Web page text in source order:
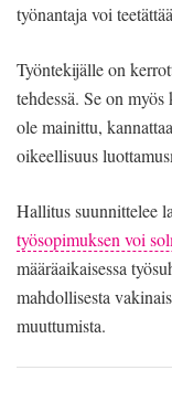
työnantaja voi
Työntekijälle on
tehdessä. Se on
ole mainittu,
oikeellisuus
Hallitus suunnittelee
työsopimuksen voi
määräaikaisessa
mahdollisesta
muuttumista.